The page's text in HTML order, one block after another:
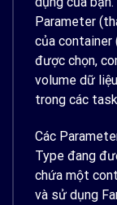
Parameter
của container
được chọn,
volume dữ
trong các
Các
Type đang
chứa một
và sử dụng